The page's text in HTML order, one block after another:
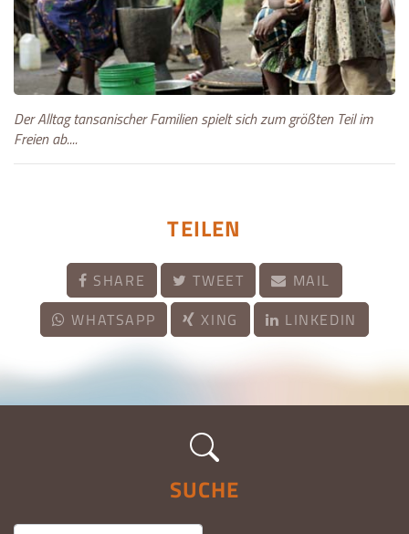
Der Alltag tansanischer Familien spielt sich zum größten Teil im
Freien ab....
TEILEN
SHARE TWEET
MAIL
WHATSAPP
XING LINKEDIN
SUCHE